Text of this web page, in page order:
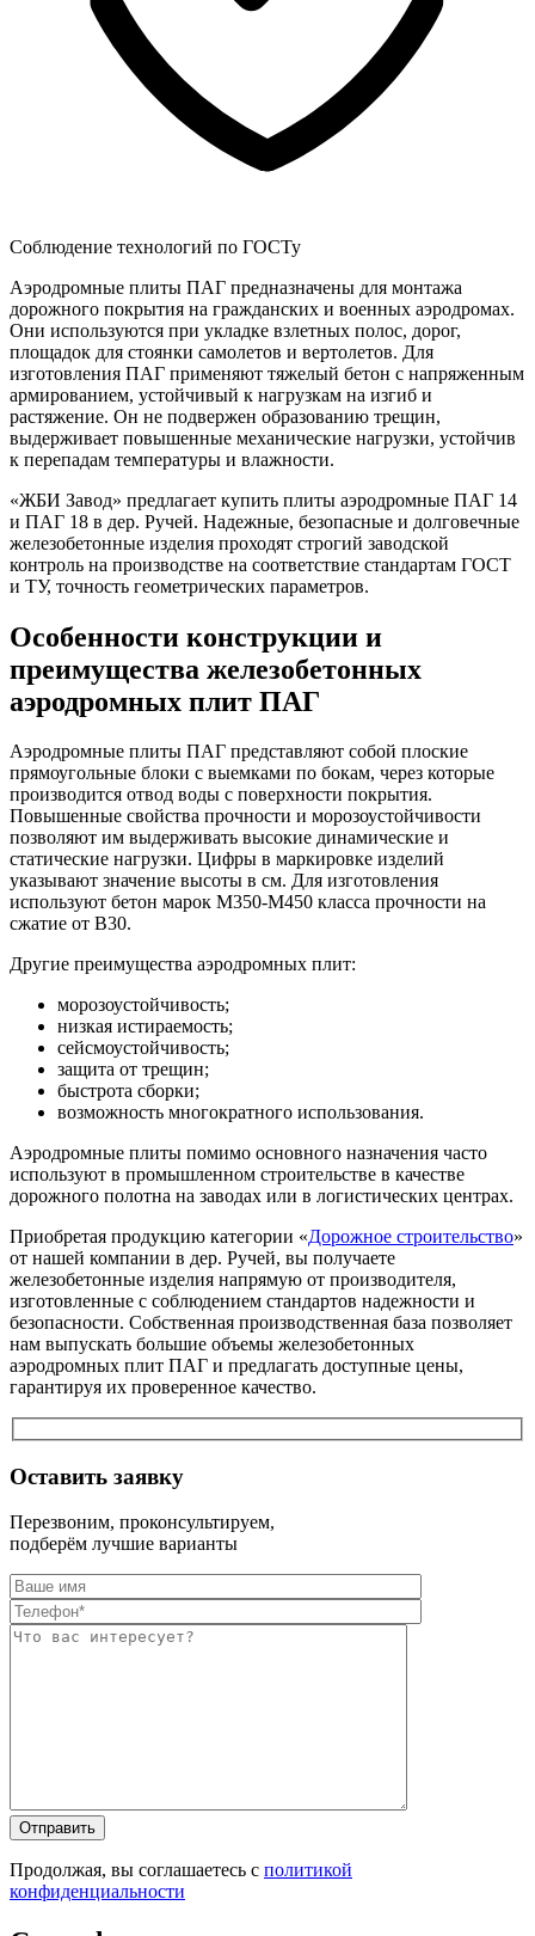
Соблюдение технологий по ГОСТу
Аэродромные плиты ПАГ предназначены для монтажа
дорожного покрытия на гражданских и военных аэродромах.
Они используются при укладке взлетных полос, дорог,
площадок для стоянки самолетов и вертолетов. Для
изготовления ПАГ применяют тяжелый бетон с напряженным
армированием, устойчивый к нагрузкам на изгиб и
растяжение. Он не подвержен образованию трещин,
выдерживает повышенные механические нагрузки, устойчив
к перепадам температуры и влажности.
«ЖБИ Завод» предлагает купить плиты аэродромные ПАГ 14
и ПАГ 18 в дер. Ручей. Надежные, безопасные и долговечные
железобетонные изделия проходят строгий заводской
контроль на производстве на соответствие стандартам ГОСТ
и ТУ, точность геометрических параметров.
Особенности конструкции и
преимущества железобетонных
аэродромных плит ПАГ
Аэродромные плиты ПАГ представляют собой плоские
прямоугольные блоки с выемками по бокам, через которые
производится отвод воды с поверхности покрытия.
Повышенные свойства прочности и морозоустойчивости
позволяют им выдерживать высокие динамические и
статические нагрузки. Цифры в маркировке изделий
указывают значение высоты в см. Для изготовления
используют бетон марок М350-М450 класса прочности на
сжатие от В30.
Другие преимущества аэродромных плит:
морозоустойчивость;
низкая истираемость;
сейсмоустойчивость;
защита от трещин;
быстрота сборки;
возможность многократного использования.
Аэродромные плиты помимо основного назначения часто
используют в промышленном строительстве в качестве
дорожного полотна на заводах или в логистических центрах.
Приобретая продукцию категории «Дорожное строительство»
от нашей компании в дер. Ручей, вы получаете
железобетонные изделия напрямую от производителя,
изготовленные с соблюдением стандартов надежности и
безопасности. Собственная производственная база позволяет
нам выпускать большие объемы железобетонных
аэродромных плит ПАГ и предлагать доступные цены,
гарантируя их проверенное качество.
Оставить заявку
Перезвоним, проконсультируем,
подберём лучшие варианты
Продолжая, вы соглашаетесь с политикой
конфиденциальности